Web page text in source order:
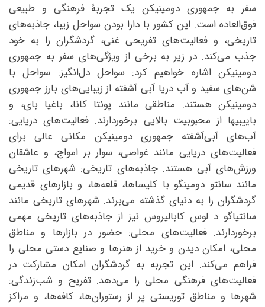
سفر به جمهوری دومینیکن یک تجربهٔ فرهنگی و طبیعی
فوق‌العاده است. این کشور با دارا بودن سواحل زیبا، جاذبه‌های
تاریخی، و فعالیت‌های تفریحی غنی، گردشگران را به خود
جذب می‌کند. در زیر به برخی از ویژگی‌های سفر به جمهوری
دومینیکن اشاره خواهیم کرد: سواحل دل‌انگیز: سواحل با
شن‌های سفید و آب دریا آبی آشفته از زیبایی‌های بارز جمهوری
دومینیکن هستند. مناطقی مانند پونتا کانا، باغیا بای، و
باییبیها از محبوبیت بالایی برخوردارند. فعالیت‌های دریایی:
آب‌های آبی‌آشفته جمهوری دومینیکن مکانی عالی برای
فعالیت‌های دریایی مانند غواصی، سوار بر امواج، و عاشقان
ورزش‌های آبی هستند. جاذبه‌های تاریخی: شهرهای تاریخی
مانند سانتو دومینگو با کلیساها، قلعه‌ها، و بازارهای قدیمی
گردشگران را به دنیای گذشته می‌برند. شهرهای تاریخی مانند
سانتیاگو د لوس کابالیروس نیز از جاذبه‌های تاریخی مهمی
برخوردارند. فعالیت‌های محلی: حضور در بازارها و مناطق
محلی، امکان دیدن و خرید از هنرها و صنایع دستی محلی را
فراهم می‌کند. این تجربه به گردشگران امکان مشارکت در
فعالیت‌های فرهنگی محلی را می‌دهد. تفریح و شب‌زندگی:
شهرها و مناطق توریستی پر از رستوران‌ها، کافه‌ها، و مراکز